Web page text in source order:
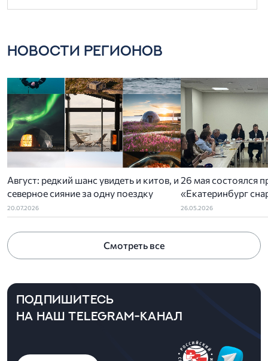
НОВОСТИ РЕГИОНОВ
Август: редкий шанс увидеть и китов, и
северное сияние за одну поездку
20.07.2026
26 мая состоялся
«Екатеринбург
организованный
отделением РСТ-
ассоциацией
администрацией
26.05.2026
Смотреть все
ПОДПИШИТЕСЬ
НА НАШ TELEGRAM-КАНАЛ